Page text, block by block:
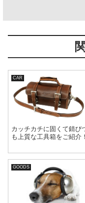
CAR
カッチカチに固くて錆び
も上質な工具箱をご紹介！
GOODS